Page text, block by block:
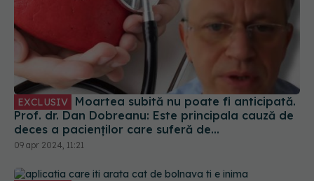
EXCLUSIV
Prof. dr. Dan Dobreanu: Este principala cauză de
deces a pacienților care suferă de
cardiomiopatie. Decesul apare când pacientul e
09 apr 2024, 11:21